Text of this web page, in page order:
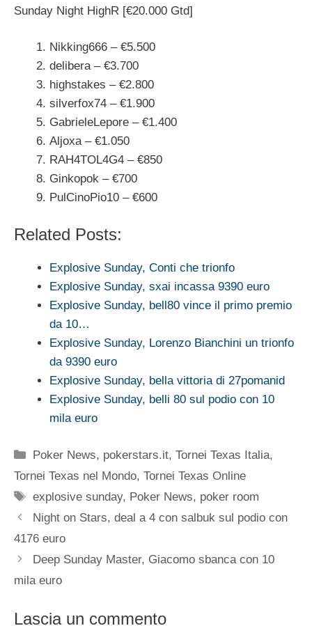
Sunday Night HighR [€20.000 Gtd]
Nikking666 – €5.500
delibera – €3.700
highstakes – €2.800
silverfox74 – €1.900
GabrieleLepore – €1.400
Aljoxa – €1.050
RAH4TOL4G4 – €850
Ginkopok – €700
PulCinoPio10 – €600
Related Posts:
Explosive Sunday, Conti che trionfo
Explosive Sunday, sxai incassa 9390 euro
Explosive Sunday, bell80 vince il primo premio
da 10…
Explosive Sunday, Lorenzo Bianchini un trionfo
da 9390 euro
Explosive Sunday, bella vittoria di 27pomanid
Explosive Sunday, belli 80 sul podio con 10
mila euro
Categorie
Poker News, pokerstars.it,Tornei Texas Italia,
Tornei Texas nel Mondo, Tornei Texas Online
Tag
explosive sunday, Poker News, poker room
Night on Stars, deal a 4 con salbuk sul podio con
4176 euro
Deep Sunday Master, Giacomo sbanca con 10
mila euro
Lascia un commento